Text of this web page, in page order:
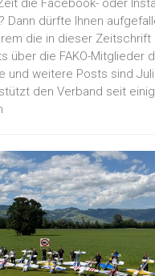
Dann dürfte Ihnen
die in dieser Zeitschrift
über die FAKO-Mitglieder
und weitere Posts sind
den Verband seit